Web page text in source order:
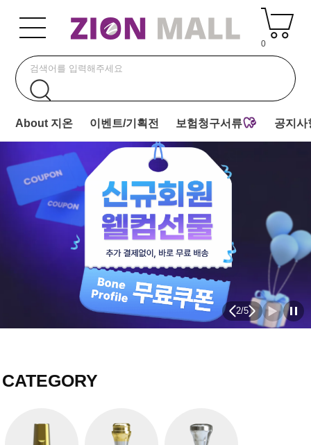
0
About 지온 이벤트/기획전 보험청구서류 공지사
2/5
CATEGORY